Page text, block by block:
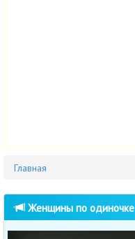
Главная
Женщины по